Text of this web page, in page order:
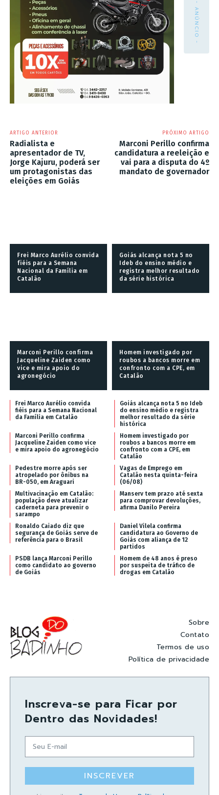
- ANÚNCIO -
ARTIGO ANTERIOR
Radialista e
apresentador de TV,
Jorge Kajuru, poderá ser
um protagonistas das
eleições em Goiás
PRÓXIMO ARTIGO
Marconi Perillo confirma
candidatura a reeleição e
vai para a disputa do 4º
mandato de governador
Frei Marco Aurélio convida
fiéis para a Semana
Nacional da Família em
Catalão
Goiás alcança nota 5 no
Ideb do ensino médio e
registra melhor resultado
da série histórica
Marconi Perillo confirma
Jacqueline Zaiden como
vice e mira apoio do
agronegócio
Homem investigado por
roubos a bancos morre em
confronto com a CPE, em
Catalão
Frei Marco Aurélio convida
fiéis para a Semana Nacional
da Família em Catalão
Goiás alcança nota 5 no Ideb
do ensino médio e registra
melhor resultado da série
histórica
Marconi Perillo confirma
Jacqueline Zaiden como vice
e mira apoio do agronegócio
Homem investigado por
roubos a bancos morre em
confronto com a CPE, em
Catalão
Pedestre morre após ser
atropelado por ônibus na
BR-050, em Araguari
Vagas de Emprego em
Catalão nesta quinta-feira
(06/08)
Multivacinação em Catalão:
população deve atualizar
caderneta para prevenir o
sarampo
Manserv tem prazo até sexta
para comprovar devoluções,
afirma Danilo Pereira
Ronaldo Caiado diz que
segurança de Goiás serve de
referência para o Brasil
Daniel Vilela confirma
candidatura ao Governo de
Goiás com aliança de 12
partidos
PSDB lança Marconi Perillo
como candidato ao governo
de Goiás
Homem de 48 anos é preso
por suspeita de tráfico de
drogas em Catalão
Sobre
Contato
Termos de uso
Política de privacidade
Inscreva-se para Ficar por
Dentro das Novidades!
INSCREVER